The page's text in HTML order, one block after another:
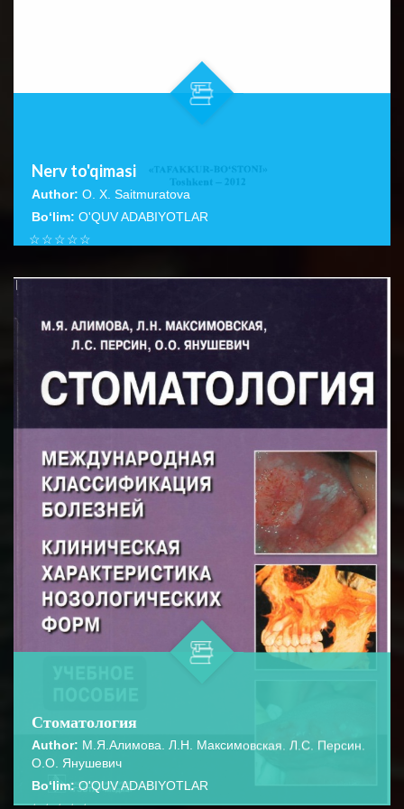
Nerv to'qimasi
Author: O. X. Saitmuratova
Bo‘lim: O'QUV ADABIYOTLAR
☆
☆
☆
☆
☆
Ushbu qo‘llanmada, asosan nerv hujayralarining tuzilishi,
to‘qimasi,...
Стоматология
Author: М.Я.Алимова. Л.Н. Максимовская. Л.С. Персин.
О.О. Янушевич
Bo‘lim: O'QUV ADABIYOTLAR